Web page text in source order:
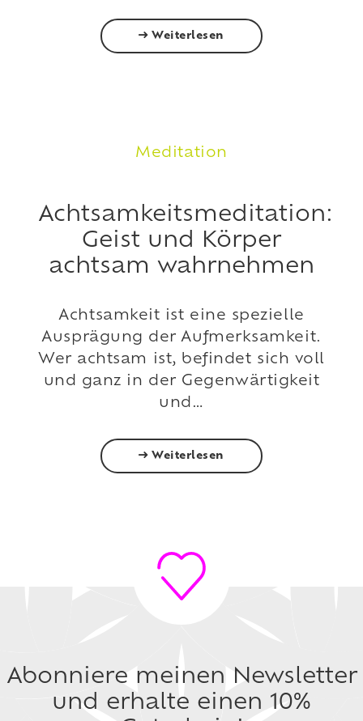
Weiterlesen
Meditation
Achtsamkeitsmeditation:
Geist und Körper
achtsam wahrnehmen
Achtsamkeit ist eine spezielle
Ausprägung der Aufmerksamkeit.
Wer achtsam ist, befindet sich voll
und ganz in der Gegenwärtigkeit
und…
Weiterlesen
Abonniere meinen Newsletter
und erhalte einen 10%